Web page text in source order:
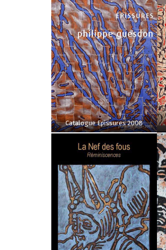
Catalogue Epissures 2008